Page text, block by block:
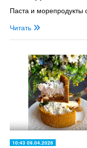
Паста и морепродукты
Читать
10:43 09.04.2026